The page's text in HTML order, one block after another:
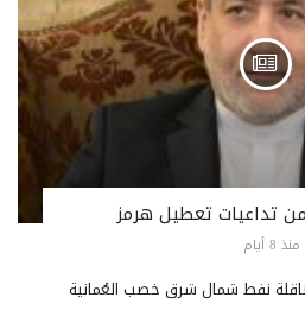
تداعيات تعطيل هرمز
منذ 8 أيام
ناقلة نفط شمال شرق خصب العُمانية